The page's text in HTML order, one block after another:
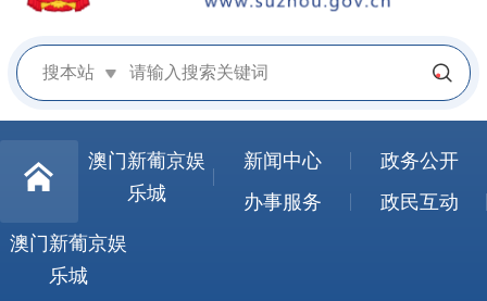
搜本站
澳门新葡京娱
乐城
新闻中心
政务公开
办事服务
政民互动
澳门新葡京娱
乐城